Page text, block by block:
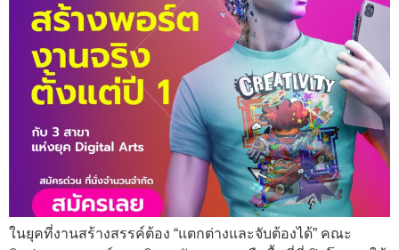
ในยุคที่งานสร้างสรรค์ต้อง “แตกต่างและจับต้องได้” คณะ